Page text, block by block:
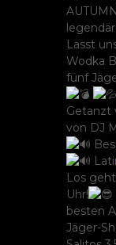
Lasst
Wodka
fünf
Getanzt
von DJ
Los
Uhr!
besten
Jäger-